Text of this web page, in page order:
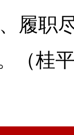
履职
（桂